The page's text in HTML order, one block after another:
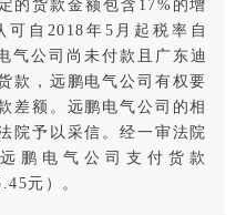
的货款金额包含17%的增
自2018年5月起税率自
气公司尚未付款且广东迪
款，远鹏电气公司有权要
差额。远鹏电气公司的相
院予以采信。经一审法院
鹏电气公司支付货款
元）。